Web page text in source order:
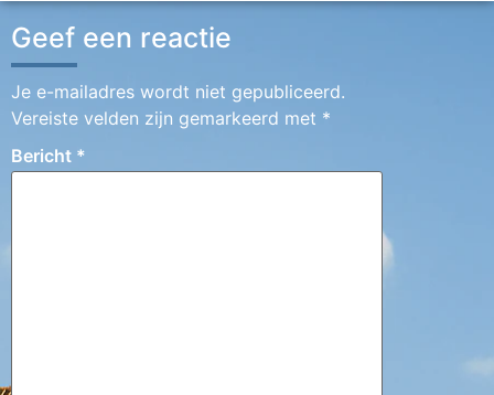
Geef een reactie
Je e-mailadres wordt niet gepubliceerd.
Vereiste velden zijn gemarkeerd met *